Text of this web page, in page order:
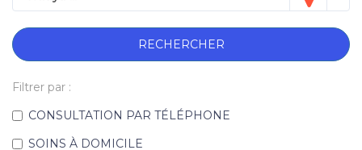
RECHERCHER
Filtrer par :
CONSULTATION PAR TÉLÉPHONE
SOINS À DOMICILE